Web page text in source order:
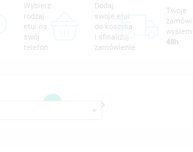
Wybierz
rodzaj
etui na
swój
telefon
Dodaj
swoje etui
do koszyka
i sfinalizuj
zamówienie
Twoje
48h
1 